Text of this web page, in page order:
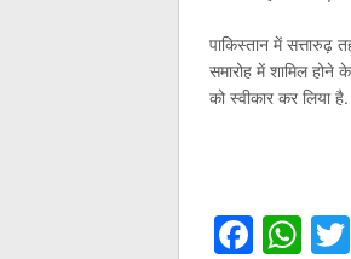
पाकिस्तान में सत्तारुढ़
समारोह में शामिल होने
को स्वीकार कर लिया है.